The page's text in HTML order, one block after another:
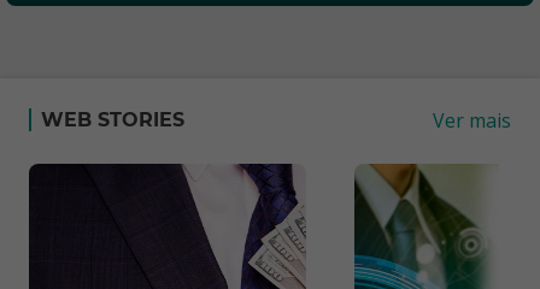
WEB STORIES Ver mais